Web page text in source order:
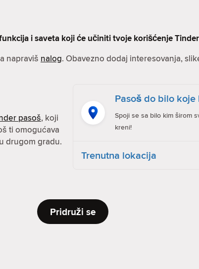
i saveta koji će učiniti tvoje korišćenje
napraviš nalog. Obavezno dodaj interesovanja,
pasoš, koji
ti omogućava
drugom gradu.
Pasoš do bilo
Spoji se sa bilo kim širom
kreni!
Trenutna lokacija
Pridruži se